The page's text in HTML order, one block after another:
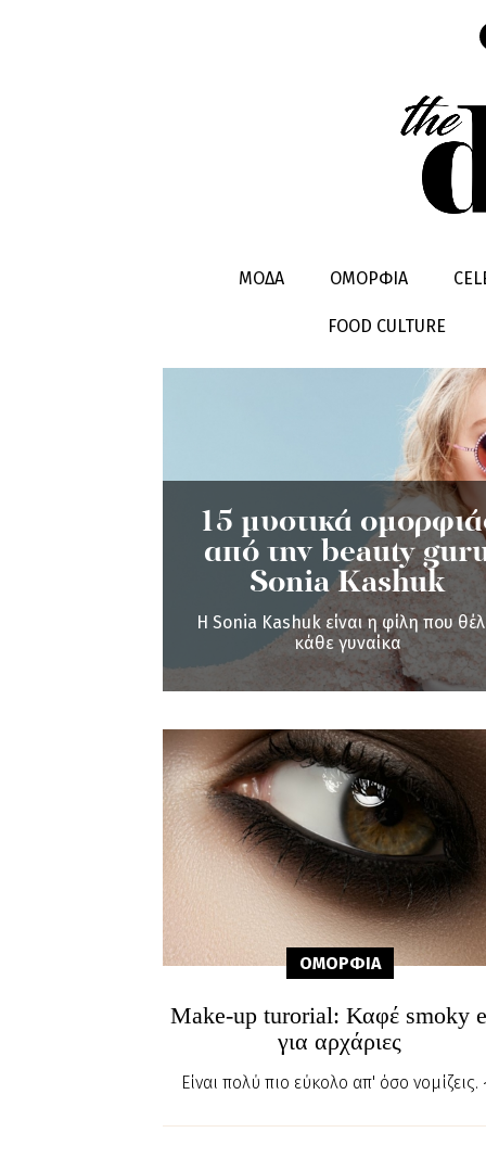
ΜΟΔΑ ΟΜΟΡΦΙΑ
FOOD CULTURE
SMOKY
15 μυστικά
από την beauty
Sonia Kashuk
Η Sonia Kashuk είναι η φίλη που
κάθε γυναίκα
ΟΜΟΡΦΙA
Make-up turorial: Καφέ smoky
για αρχάριες
Είναι πολύ πιο εύκολο απ' όσο νομίζεις.